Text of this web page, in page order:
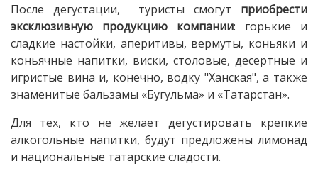
После дегустации, туристы смогут приобрести
эксклюзивную продукцию компании: горькие и
сладкие настойки, аперитивы, вермуты, коньяки и
коньячные напитки, виски, столовые, десертные и
игристые вина и, конечно, водку "Ханская", а также
знаменитые бальзамы «Бугульма» и «Татарстан».
Для тех, кто не желает дегустировать крепкие
алкогольные напитки, будут предложены лимонад
и национальные татарские сладости.